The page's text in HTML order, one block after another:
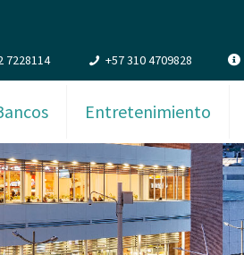
7228114 +57 310 4709828
Entretenimiento